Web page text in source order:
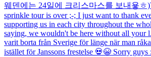
웨덴에는 24일에 크리스마스를 보내욯ㅎ)
sprinkle tour is over ;-; I just want to thank
supporting us in each city throughout the
saying, we wouldn't be here without all your
varit borta från Sverige för länge när man
istället för Janssons frestelse 💀😭 Sorry guys